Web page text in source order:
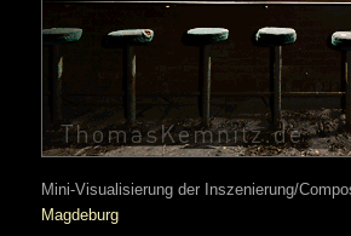
Mini-Visualisierung der Inszenierung/
Magdeburg